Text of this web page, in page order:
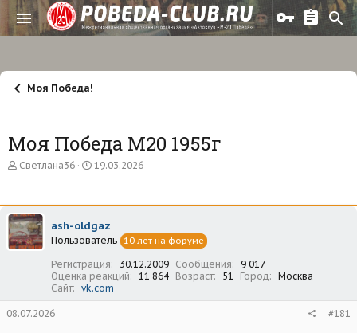
Моя Победа!
Моя Победа М20 1955г
А
о
р
т
е
Светлана36
Д
а
а
ч
л
а
19.03.2026
ash-oldgaz
Пользователь 10 лет на форуме
Регистрация 30.12.2009 Сообщения
9 017
Оценка реакций
11 864 Возраст 51 Город
Москва
Сайт
vk.com
08.07.2026 #181